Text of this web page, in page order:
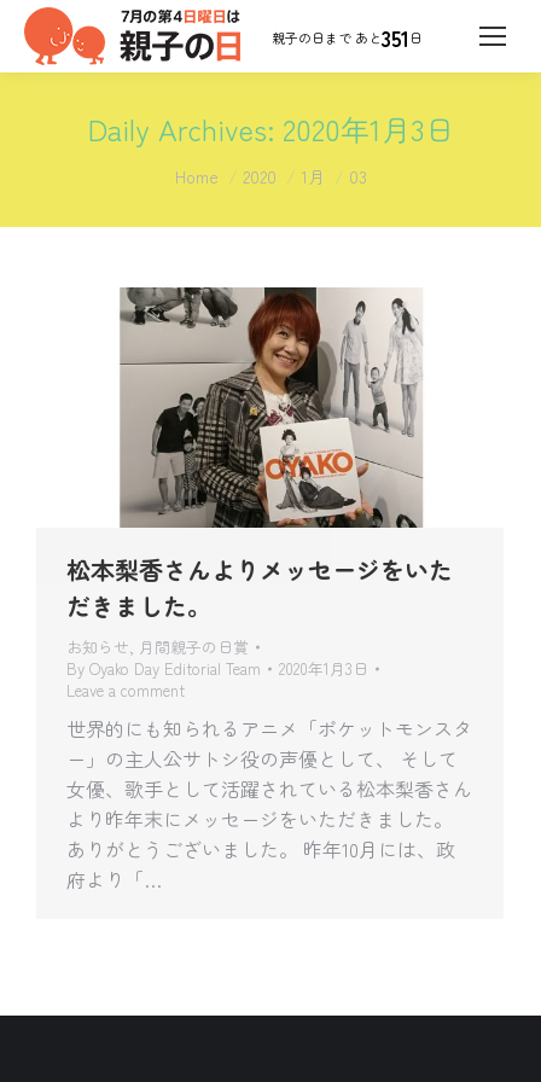
351 日
Daily Archives: 2020年1月3日
You are here:
Home 2020 1月 03
松本梨香さんよりメッセージをいた
だきました。
お知らせ, 月間親子の日賞
By Oyako Day Editorial Team
2020年1月3日
Leave a comment
世界的にも知られるアニメ「ポケットモンスタ
ー」の主人公サトシ役の声優として、 そして
女優、歌手として活躍されている松本梨香さん
より昨年末にメッセージをいただきました。
ありがとうございました。 昨年10月には、政
府より「…